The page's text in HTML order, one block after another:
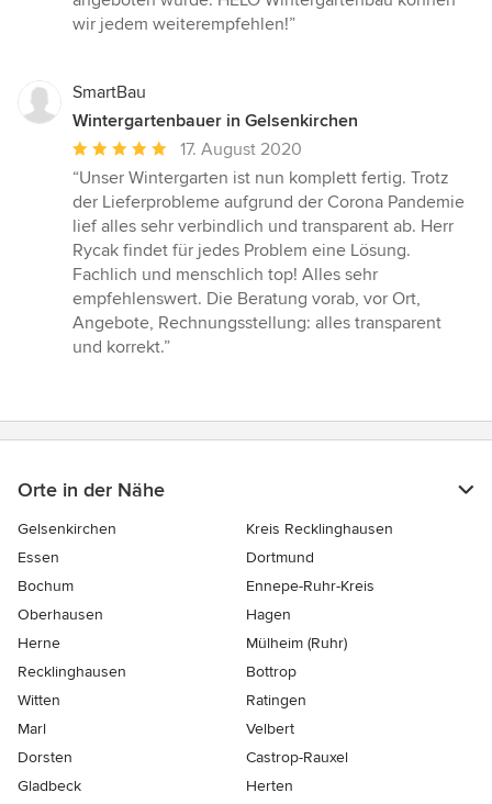
wir jedem weiterempfehlen!”
SmartBau
Wintergartenbauer in Gelsenkirchen
Durchschnittliche
Bewertung:
5
von
5
Sternen
17. August 2020
“Unser Wintergarten ist nun komplett fertig. Trotz
der Lieferprobleme aufgrund der Corona Pandemie
lief alles sehr verbindlich und transparent ab. Herr
Rycak findet für jedes Problem eine Lösung.
Fachlich und menschlich top! Alles sehr
empfehlenswert. Die Beratung vorab, vor Ort,
Angebote, Rechnungsstellung: alles transparent
und korrekt.”
Orte in der Nähe
Gelsenkirchen
Kreis Recklinghausen
Essen
Dortmund
Bochum
Ennepe-Ruhr-Kreis
Oberhausen
Hagen
Herne
Mülheim (Ruhr)
Recklinghausen
Bottrop
Witten
Ratingen
Marl
Velbert
Dorsten
Castrop-Rauxel
Gladbeck
Herten